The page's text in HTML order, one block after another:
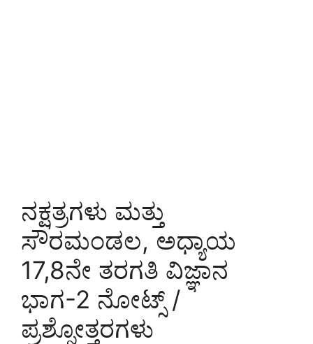
ನಕ್ಷತ್ರಗಳು ಮತ್ತು
ಸೌರಮಂಡಲ, ಅಧ್ಯಾಯ
17,8ನೇ ತರಗತಿ ವಿಜ್ಞಾನ
ಭಾಗ-2 ನೋಟ್ಸ್ /
ಪ್ರಶ್ನೋತ್ತರಗಳು